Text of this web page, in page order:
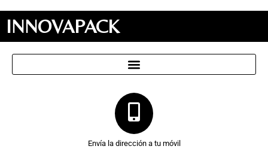
INNOVAPACK
Envía la dirección a tu móvil